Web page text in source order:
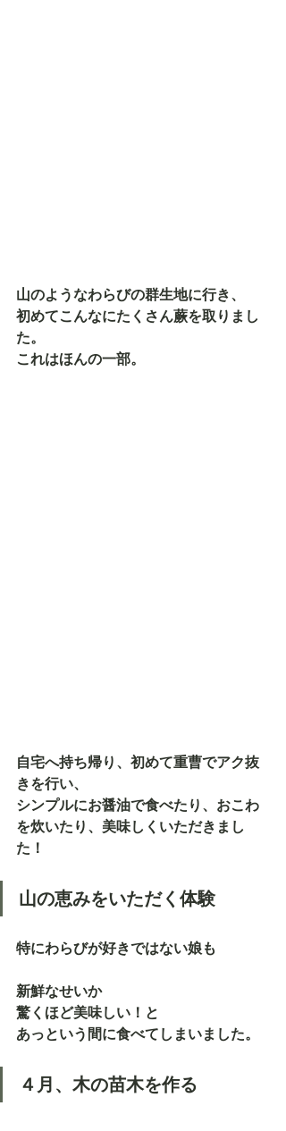
山のようなわらびの群生地に行き、
初めてこんなにたくさん蕨を取りまし
た。
これはほんの一部。
自宅へ持ち帰り、初めて重曹でアク抜
きを行い、
シンプルにお醤油で食べたり、おこわ
を炊いたり、美味しくいただきまし
た！
山の恵みをいただく体験
特にわらびが好きではない娘も
新鮮なせいか
驚くほど美味しい！と
あっという間に食べてしまいました。
４月、木の苗木を作る